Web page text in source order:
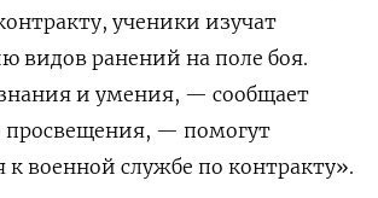
ученики изучат
видов ранений на поле боя.
и умения, — сообщает
просвещения, — помогут
к военной службе по контракту».